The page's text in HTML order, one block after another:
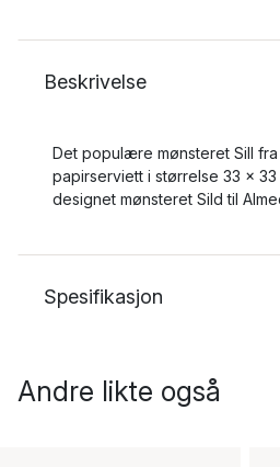
Beskrivelse
Det populære mønsteret Sill fra
papirserviett i størrelse 33 x 33
designet mønsteret Sild til
Spesifikasjon
Andre likte også